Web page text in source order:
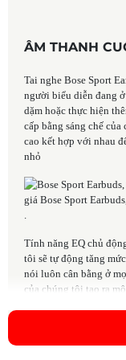
ÂM THANH
Tai nghe Bose Sport
người biểu diễn đang
dặm hoặc thực hiện
cấp bằng sáng chế
cao kết hợp với nhau
nhỏ
.
Tính năng EQ chủ
tôi sẽ tự động tăng
nói luôn cân bằng ở
của chúng tôi tạo ra
cho âm nhạc của bạn
tập trung vào âm nhạc